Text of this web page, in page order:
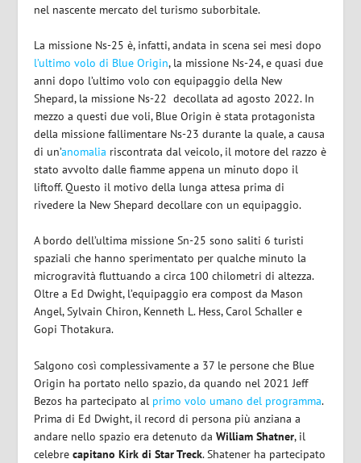
nel nascente mercato del turismo suborbitale.
La missione Ns-25 è, infatti, andata in scena sei mesi dopo
l’ultimo volo di Blue Origin, la missione Ns-24, e quasi due
anni dopo l’ultimo volo con equipaggio della New
Shepard, la missione Ns-22 decollata ad agosto 2022. In
mezzo a questi due voli, Blue Origin è stata protagonista
della missione fallimentare Ns-23 durante la quale, a causa
di un’anomalia riscontrata dal veicolo, il motore del razzo è
stato avvolto dalle fiamme appena un minuto dopo il
liftoff. Questo il motivo della lunga attesa prima di
rivedere la New Shepard decollare con un equipaggio.
A bordo dell’ultima missione Sn-25 sono saliti 6 turisti
spaziali che hanno sperimentato per qualche minuto la
microgravità fluttuando a circa 100 chilometri di altezza.
Oltre a Ed Dwight, l’equipaggio era compost da Mason
Angel, Sylvain Chiron, Kenneth L. Hess, Carol Schaller e
Gopi Thotakura.
Salgono così complessivamente a 37 le persone che Blue
Origin ha portato nello spazio, da quando nel 2021 Jeff
Bezos ha partecipato al primo volo umano del programma.
Prima di Ed Dwight, il record di persona più anziana a
andare nello spazio era detenuto daWilliam Shatner, il
celebrecapitano Kirk di Star Treck. Shatener ha partecipato